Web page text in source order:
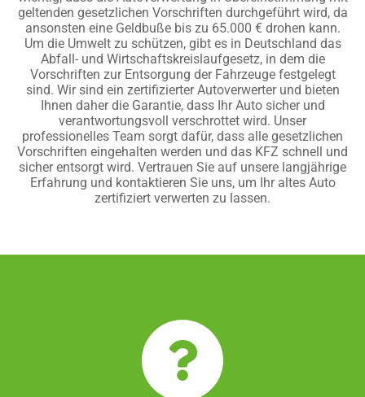
geltenden gesetzlichen Vorschriften durchgeführt wird, da
ansonsten eine Geldbuße bis zu 65.000 € drohen kann.
Um die Umwelt zu schützen, gibt es in Deutschland das
Abfall- und Wirtschaftskreislaufgesetz, in dem die
Vorschriften zur Entsorgung der Fahrzeuge festgelegt
sind. Wir sind ein zertifizierter Autoverwerter und bieten
Ihnen daher die Garantie, dass Ihr Auto sicher und
verantwortungsvoll verschrottet wird. Unser
professionelles Team sorgt dafür, dass alle gesetzlichen
Vorschriften eingehalten werden und das KFZ schnell und
sicher entsorgt wird. Vertrauen Sie auf unsere langjährige
Erfahrung und kontaktieren Sie uns, um Ihr altes Auto
zertifiziert verwerten zu lassen.